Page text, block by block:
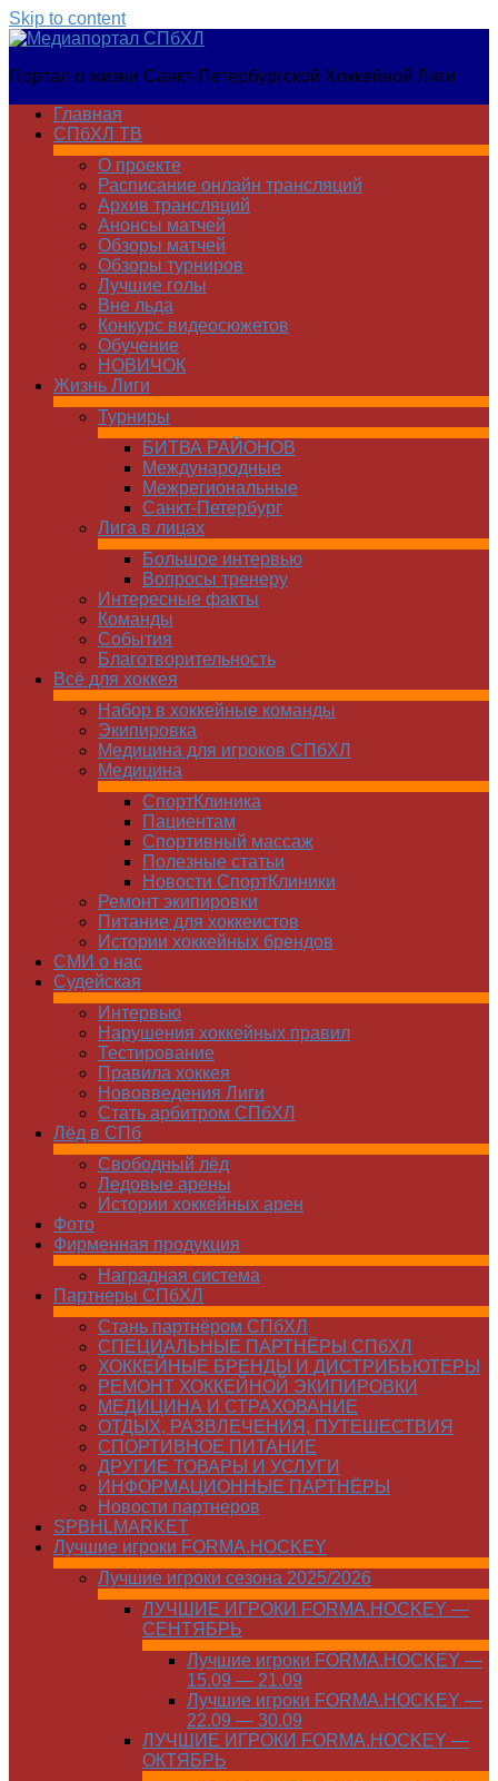
Skip to content
Медиапортал
Портал о жизни Санкт-Петербургской Хоккейной Лиги
Главная
СПбХЛ ТВ
О проекте
Расписание онлайн трансляций
Архив трансляций
Анонсы матчей
Обзоры матчей
Обзоры турниров
Лучшие голы
Вне льда
Конкурс видеосюжетов
Обучение
НОВИЧОК
Жизнь Лиги
Турниры
БИТВА РАЙОНОВ
Международные
Межрегиональные
Санкт-Петербург
Лига в лицах
Большое интервью
Вопросы тренеру
Интересные факты
Команды
Cобытия
Благотворительность
Всё для хоккея
Набор в хоккейные команды
Экипировка
Медицина для игроков СПбХЛ
Медицина
СпортКлиника
Пациентам
Спортивный массаж
Полезные статьи
Новости СпортКлиники
Ремонт экипировки
Питание для хоккеистов
Истории хоккейных брендов
СМИ о нас
Судейская
Интервью
Нарушения хоккейных правил
Тестирование
Правила хоккея
Нововведения Лиги
Стать арбитром СПбХЛ
Лёд в СПб
Свободный лёд
Ледовые арены
Истории хоккейных арен
Фото
Фирменная продукция
Наградная система
Партнеры СПбХЛ
Стань партнёром СПбХЛ
СПЕЦИАЛЬНЫЕ ПАРТНЁРЫ СПбХЛ
ХОККЕЙНЫЕ БРЕНДЫ И ДИСТРИБЬЮТЕРЫ
РЕМОНТ ХОККЕЙНОЙ ЭКИПИРОВКИ
МЕДИЦИНА И СТРАХОВАНИЕ
ОТДЫХ, РАЗВЛЕЧЕНИЯ, ПУТЕШЕСТВИЯ
СПОРТИВНОЕ ПИТАНИЕ
ДРУГИЕ ТОВАРЫ И УСЛУГИ
ИНФОРМАЦИОННЫЕ ПАРТНЁРЫ
Новости партнеров
SPBHLMARKET
Лучшие игроки FORMA.HOCKEY
Лучшие игроки сезона 2025/2026
ЛУЧШИЕ ИГРОКИ FORMA.HOCKEY —
СЕНТЯБРЬ
Лучшие игроки FORMA.HOCKEY —
15.09 — 21.09
Лучшие игроки FORMA.HOCKEY —
22.09 — 30.09
ЛУЧШИЕ ИГРОКИ FORMA.HOCKEY —
ОКТЯБРЬ